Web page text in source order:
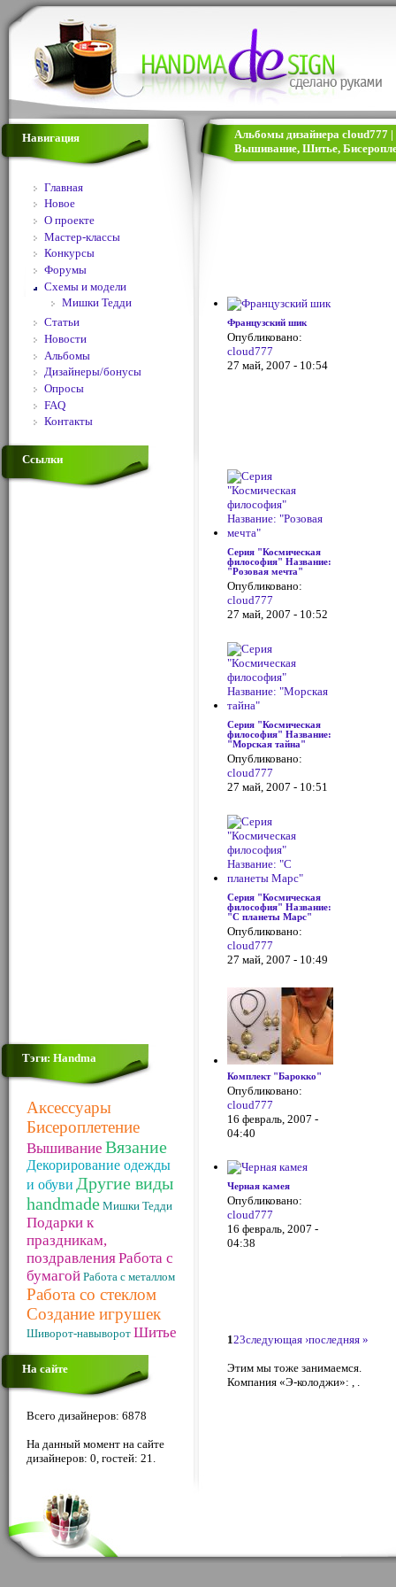
Навигация
Главная
Новое
О проекте
Мастер-классы
Конкурсы
Форумы
Схемы и модели
Мишки Тедди
Статьи
Новости
Альбомы
Дизайнеры/бонусы
Опросы
FAQ
Контакты
Ссылки
Тэги: Handma
Аксессуары
Бисероплетение
Вышивание Вязание
Декорирование одежды
и обуви Другие виды
handmade Мишки Тедди
Подарки к
праздникам,
поздравленияРабота с
бумагой Работа с металлом
Работа со стеклом
Создание игрушек
Шиворот-навыворот Шитье
На сайте
Всего дизайнеров: 6878
На данный момент на сайте
дизайнеров: 0, гостей: 21.
Альбомы дизайнера cloud777 |
Вышивание, Шитье,
Французский шик
Опубликовано:
cloud777
27 май, 2007 - 10:54
Серия "Космическая
философия" Название:
"Розовая мечта"
Опубликовано:
cloud777
27 май, 2007 - 10:52
Серия "Космическая
философия" Название:
"Морская тайна"
Опубликовано:
cloud777
27 май, 2007 - 10:51
Серия "Космическая
философия" Название:
"С планеты Марс"
Опубликовано:
cloud777
27 май, 2007 - 10:49
Комплект "Барокко"
Опубликовано:
cloud777
16 февраль, 2007 -
04:40
Черная камея
Опубликовано:
cloud777
16 февраль, 2007 -
04:38
123следующая ›последняя »
Этим мы тоже занимаемся.
Компания «Э-колоджи»: , .